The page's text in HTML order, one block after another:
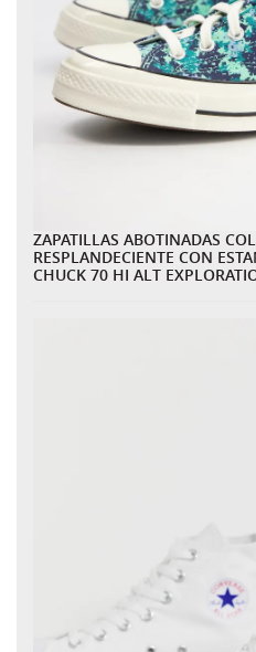
ZAPATILLAS ABOTINADAS
RESPLANDECIENTE CON
CHUCK 70 HI ALT